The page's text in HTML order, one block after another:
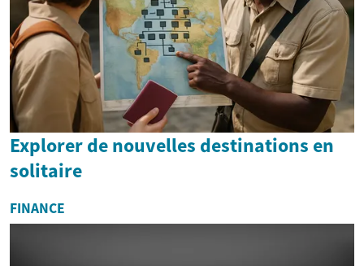
Explorer de nouvelles destinations en
solitaire
FINANCE